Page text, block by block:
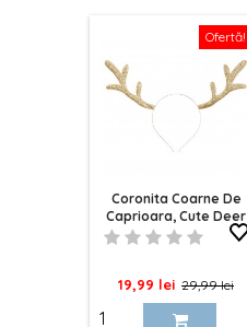
Ofertă!
Coronita Coarne De
Caprioara, Cute Deer
Auriu Cu Sclipici
Pret
19,99 lei Pret
de
29,99 lei